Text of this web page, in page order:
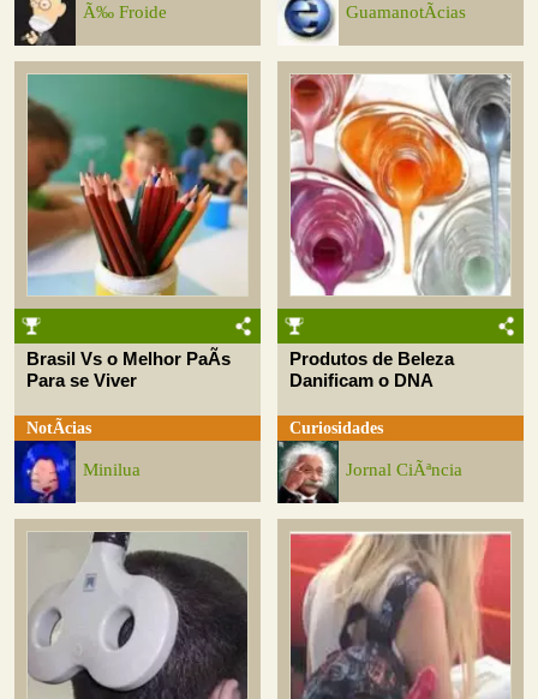
Ã‰ Froide GuamanotÃ­cias
Brasil Vs o Melhor PaÃ­s
Para se Viver
NotÃ­cias
Minilua
Produtos de Beleza
Danificam o DNA
Curiosidades
Jornal CiÃªncia